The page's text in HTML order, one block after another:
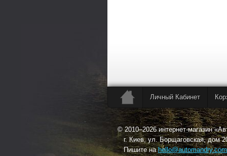
Личный Кабинет
© 2010–2026 интернет-магазин
г. Киев, ул. Борщаговская, дом
Пишите на